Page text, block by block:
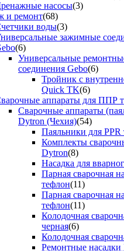
насосы(3)
и ремонт(68)
воды(3)
зажимные
(6)
Универсальные
соединения Gebo(6)
Тройник с
Quick TK(6)
аппараты для ППР
Сварочные аппараты
Dytron (Чехия)(54)
Паяльники для PPR
Комплекты
Dytron(8)
Насадка для
Парная сварочная
тефлон(11)
Парная сварочная
тефлон(11)
Колодочная
черная(6)
Колодочная
Ремонтные насадки